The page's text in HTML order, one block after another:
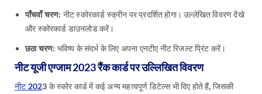
पाँचवाँ चरण: नीट स्कोरकार्ड स्क्रीन पर प्रदर्शित होगा। उल्लेखित विवरण देंखे
और स्कोरकार्ड डाउनलोड करें।
छठा चरण: भविष्य के संदर्भ के लिए अपना एनटीए नीट रिजल्ट प्रिंट करें।
नीट यूजी एग्जाम 2023 रैंक कार्ड पर उल्लिखित विवरण
नीट 2023 के स्कोर कार्ड में कई अन्य महत्वपूर्ण डिटेल्स भी दिए होते हैं, जिसकी